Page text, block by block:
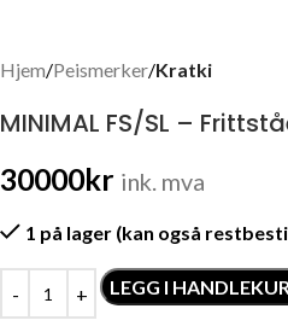
Hjem Peismerker Kratki
MINIMAL FS/SL –
30000kr ink. mva
1 på lager (kan også
LEGG I